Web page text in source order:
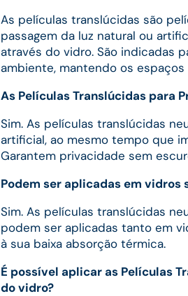
As películas translúcidas são
passagem da luz natural ou
através do vidro. São indicadas
ambiente, mantendo os
As Películas Translúcidas para
Sim. As películas translúcidas
artificial, ao mesmo tempo que
Garantem privacidade sem
Podem ser aplicadas em vidros
Sim. As películas translúcidas
podem ser aplicadas tanto em
à sua baixa absorção térmica.
É possível aplicar as Películas
do vidro?